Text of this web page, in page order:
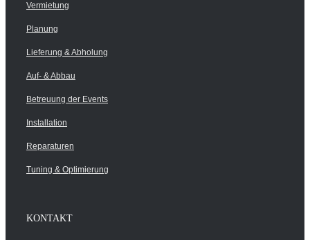
Vermietung
Planung
Lieferung & Abholung
Auf- & Abbau
Betreuung der Events
Installation
Reparaturen
Tuning & Optimierung
KONTAKT